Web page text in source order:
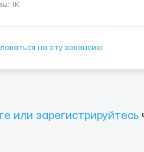
1K
на эту вакансию
или зарегистрируйтесь